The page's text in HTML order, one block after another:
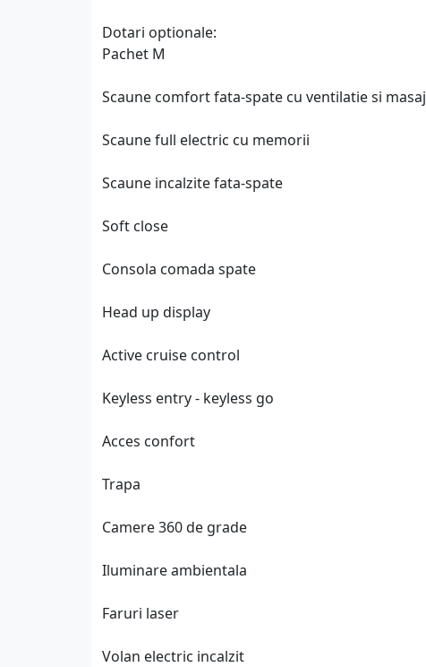
Dotari optionale:
Pachet M
Scaune comfort fata-spate cu ventilatie si masaj
Scaune full electric cu memorii
Scaune incalzite fata-spate
Soft close
Consola comada spate
Head up display
Active cruise control
Keyless entry - keyless go
Acces confort
Trapa
Camere 360 de grade
Iluminare ambientala
Faruri laser
Volan electric incalzit